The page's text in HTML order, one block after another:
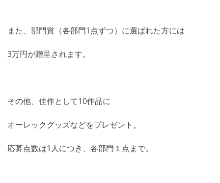
また、部門賞（各部門1点ずつ）に選ばれた方には
3万円が贈呈されます。
その他、佳作として10作品に
オーレックグッズなどをプレゼント。
応募点数は1人につき、各部門１点まで。